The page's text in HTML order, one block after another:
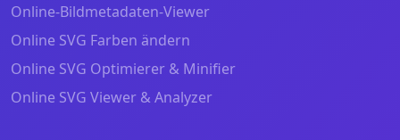
Online-Bildmetadaten-Viewer
Online SVG Farben ändern
Online SVG Optimierer & Minifier
Online SVG Viewer & Analyzer